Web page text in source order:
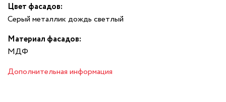
Цвет фасадов:
Серый металлик дождь светлый
Материал фасадов:
МДФ
Дополнительная информация